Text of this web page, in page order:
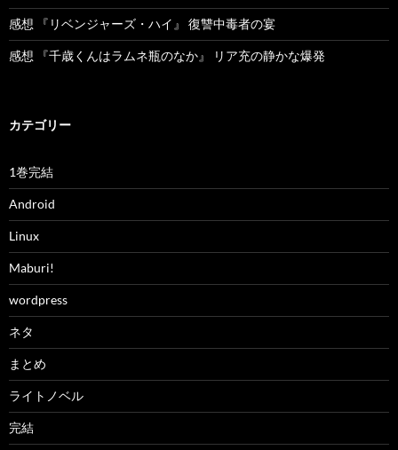
感想 『リベンジャーズ・ハイ』 復讐中毒者の宴
感想 『千歳くんはラムネ瓶のなか』 リア充の静かな爆発
カテゴリー
1巻完結
Android
Linux
Maburi!
wordpress
ネタ
まとめ
ライトノベル
完結